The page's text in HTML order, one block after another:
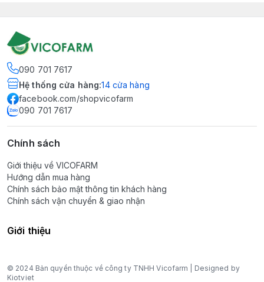
090 701 7617
Hệ thống cửa hàng:14 cửa hàng
facebook.com/shopvicofarm
090 701 7617
Chính sách
Giới thiệu về VICOFARM
Hướng dẫn mua hàng
Chính sách bảo mật thông tin khách hàng
Chính sách vận chuyển & giao nhận
Giới thiệu
© 2024 Bản quyền thuộc về công ty TNHH Vicofarm | Designed by
Kiotviet